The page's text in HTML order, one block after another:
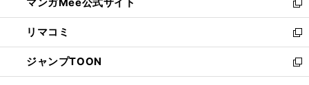
ド
ウ
で
開
く
ィ
ン
ド
ウ
で
開
い
ウ
ィ
ン
ド
ウ
新
し
い
ウ
ィ
ン
リマコミ
新
し
い
ウ
ジャンプTOON
新
し